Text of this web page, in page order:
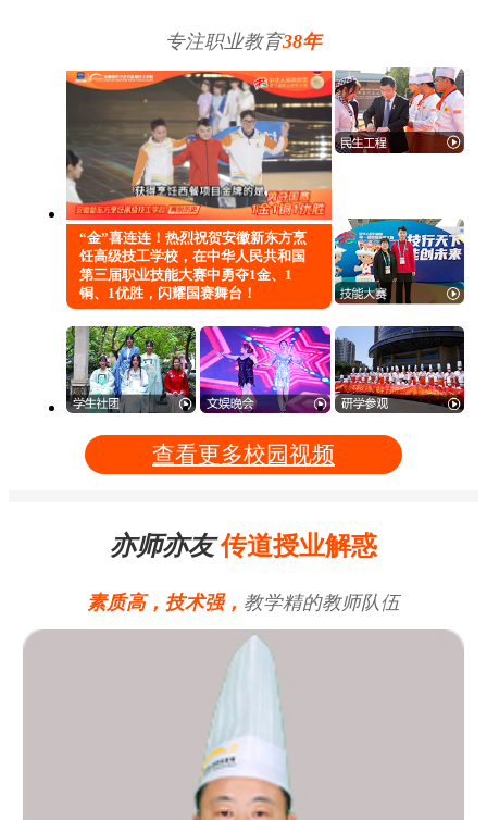
专注职业教育38年
“金”喜连连！热烈祝贺安徽新东方烹
饪高级技工学校，在中华人民共和国
第三届职业技能大赛中勇夺1金、1
铜、1优胜，闪耀国赛舞台！
查看更多校园视频
亦师亦友传道授业解惑
素质高，技术强， 教学精的教师队伍